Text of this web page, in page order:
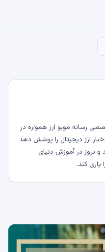
رسانه موبو ارز همواره در
ارز دیجیتال را پوشش دهد
و بروز در آموزش دنیای
یاری کند.